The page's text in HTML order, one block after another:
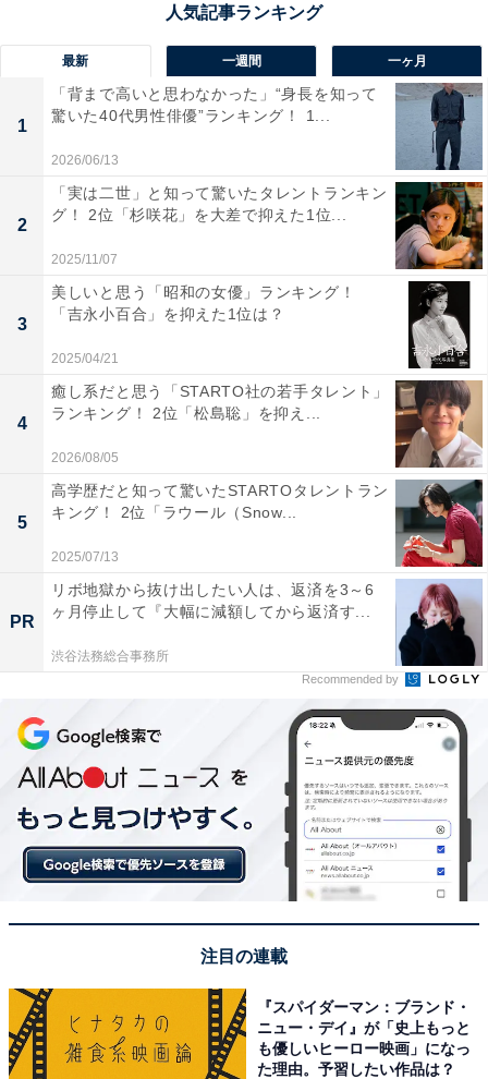
でリラックスしたいと思ったから」（30代男性／富山
長期休みにのんびり滞在したいと思ったため選びまし
た。観光も合わせて楽しめそうでした」（30代女性／秋
田県）などのコメントがありました。
1位：長島温泉／77票
1位は「長島温泉」でした。桑名市にある長島温泉「湯
あみの島」は、ナガシマスパーランドやアウトレットモ
ール、なばなの里といった人気レジャー施設と隣接して
おり、家族連れやカップルに高い人気を誇ります。多彩
な湯船を楽しめ、遊びと癒しが一度に味わえる点が魅力
です。
回答者のコメントを見ると「なばなの里やながしまスパ
ーランドもあわせていけるため」（20代女性／兵庫
県）、「近くに遊園地やレジャー施設が多くあるので1
日中遊んで温泉でゆっくりしたい！」（30代男性／佐賀
県）、「スーパー温泉の施設が広いのでしっかり時間を
かけて回りたいから」（20代女性／千葉県）といった声
がありました。
※回答者のコメントは原文ママです
最新 一週間 一ヶ月
1
「背まで高いと思わなかった」“身長を知って
驚いた40代男性俳優”ランキング！ 1...
2026/06/13
2
「実は二世」と知って驚いたタレントランキン
グ！ 2位「杉咲花」を大差で抑えた1位...
2025/11/07
3
美しいと思う「昭和の女優」ランキング！
「吉永小百合」を抑えた1位は？
2025/04/21
4
癒し系だと思う「STARTO社の若手タレント」
ランキング！ 2位「松島聡」を抑え...
2026/08/05
5
高学歴だと知って驚いたSTARTOタレントラン
キング！ 2位「ラウール（Snow...
2025/07/13
PR
リボ地獄から抜け出したい人は、返済を3～6
ヶ月停止して『大幅に減額してから返済す...
渋谷法務総合事務所
Recommended by
注目の連載
『スパイダーマン：ブランド・
ニュー・デイ』が「史上もっと
も優しいヒーロー映画」になっ
た理由。予習したい作品は？